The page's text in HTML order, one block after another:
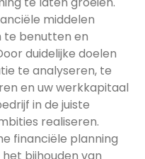
middelen
te benutten en
duidelijke doelen
te analyseren, te
en uw werkkapitaal
in de juiste
realiseren.
financiële planning
bijhouden van